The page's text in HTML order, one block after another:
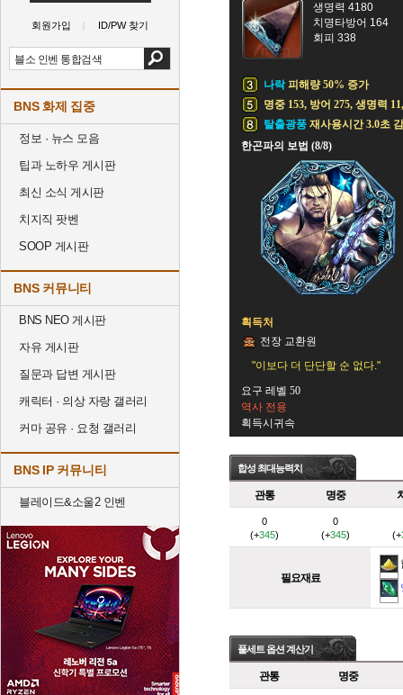
회원가입 ID/PW 찾기
BNS 화제 집중
정보 · 뉴스 모음
팁과 노하우 게시판
최신 소식 게시판
치지직 팟벤
SOOP 게시판
BNS 커뮤니티
BNS NEO 게시판
자유 게시판
질문과 답변 게시판
캐릭터 · 의상 자랑 갤러리
커마 공유 · 요청 갤러리
BNS IP 커뮤니티
블레이드&소울2 인벤
생명력 4180
치명타방어 164
회피 338
나락피해량 50% 증가
명중 153, 방어 275, 생명력
탈출광풍 재사용시간 3.0초
한곤파의 보법 (8/8)
획득처
전장 교환원
"이보다 더 단단할 순 없다."
요구 레벨 50
역사 전용
획득시귀속
합성 최대능력치
관통 명중
0
(+345)
0
(+345) (+
필요재료
풀세트 옵션 계산기
관통 명중